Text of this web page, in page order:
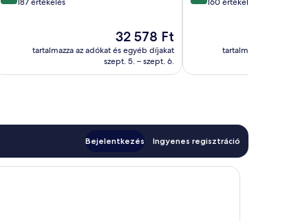
értékelés
Az
ár
32 578 Ft
32 578 Ft
tartalmazza az adókat és egyéb díjakat
szept. 5. – szept. 6.
tartalmazza az
Bejelentkezés Ingyenes regisztráció